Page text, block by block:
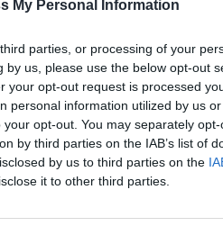
My Personal Information
parties, or processing of your
us, please use the below opt-out
your opt-out request is processed
personal information utilized by us
opt-out. You may separately
by third parties on the IAB’s list of
by us to third parties on the
it to other third parties.
més la tradició.
càrrecs que els no
de les polítiques, però
de fer, de nous
cicle de vida dels
allargant. Una forma
professionals, els nous